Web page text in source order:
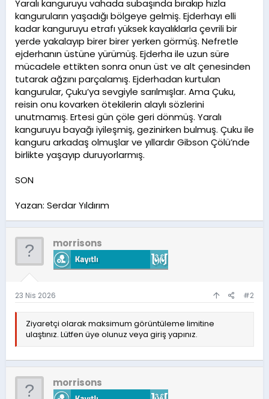
Yaralı kanguruyu vahada subaşında bırakıp hızla
kanguruların yaşadığı bölgeye gelmiş. Ejderhayı elli
kadar kanguruyu etrafı yüksek kayalıklarla çevrili bir
yerde yakalayıp birer birer yerken görmüş. Nefretle
ejderhanın üstüne yürümüş. Ejderha ile uzun süre
mücadele ettikten sonra onun üst ve alt çenesinden
tutarak ağzını parçalamış. Ejderhadan kurtulan
kangurular, Çuku’ya sevgiyle sarılmışlar. Ama Çuku,
reisin onu kovarken ötekilerin alaylı sözlerini
unutmamış. Ertesi gün çöle geri dönmüş. Yaralı
kanguruyu bayağı iyileşmiş, gezinirken bulmuş. Çuku ile
kanguru arkadaş olmuşlar ve yıllardır Gibson Çölü’nde
birlikte yaşayıp duruyorlarmış.
SON
Yazan: Serdar Yıldırım
morrisons
23 Nis 2026 #2
Ziyaretçi olarak maksimum görüntüleme limitine
ulaştınız. Lütfen üye olunuz veya giriş yapınız.
morrisons